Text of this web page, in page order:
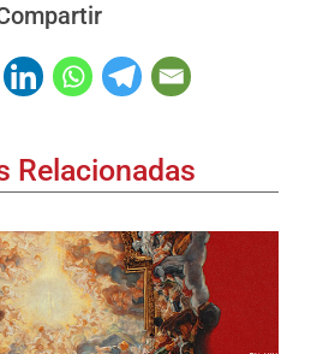
Relacionadas